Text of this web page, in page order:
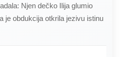
Njen dečko Ilija glumio
je obdukcija otkrila jezivu istinu